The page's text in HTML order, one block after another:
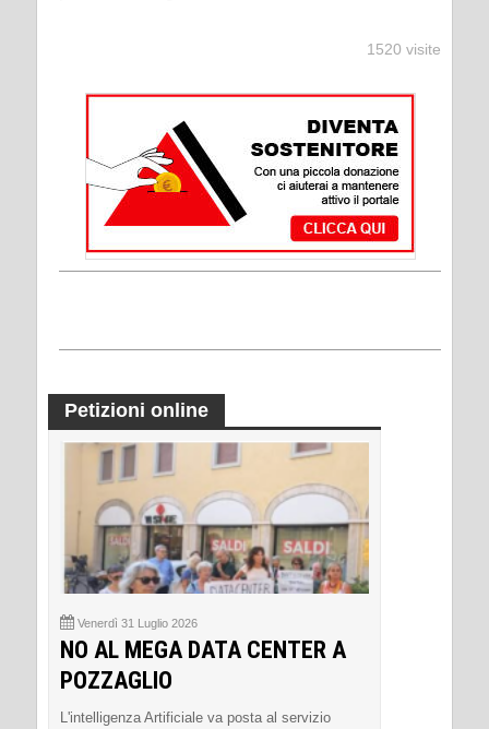
1520 visite
Petizioni online
Venerdì 31 Luglio 2026
NO AL MEGA DATA CENTER A
POZZAGLIO
L'intelligenza Artificiale va posta al servizio